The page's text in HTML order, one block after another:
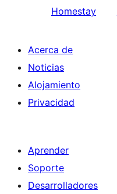
Homestay
Acerca de
Noticias
Alojamiento
Privacidad
Aprender
Soporte
Desarrolladores